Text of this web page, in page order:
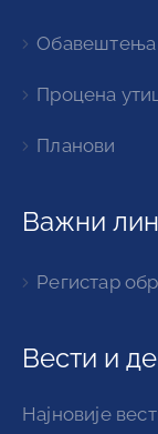
Обавештења
Процена
Планови
Важни
Регистар
Вести и
Најновије